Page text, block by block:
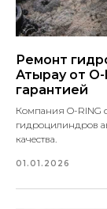
Ремонт
Атырау от
гарантией
Компания O-RING
гидроцилиндров
качества.
01.01.2026